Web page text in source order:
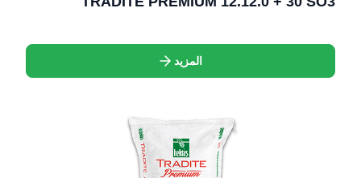
المزيد